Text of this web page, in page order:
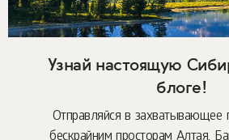
Узнай настоящую
блоге!
Отправляйся в захватывающее